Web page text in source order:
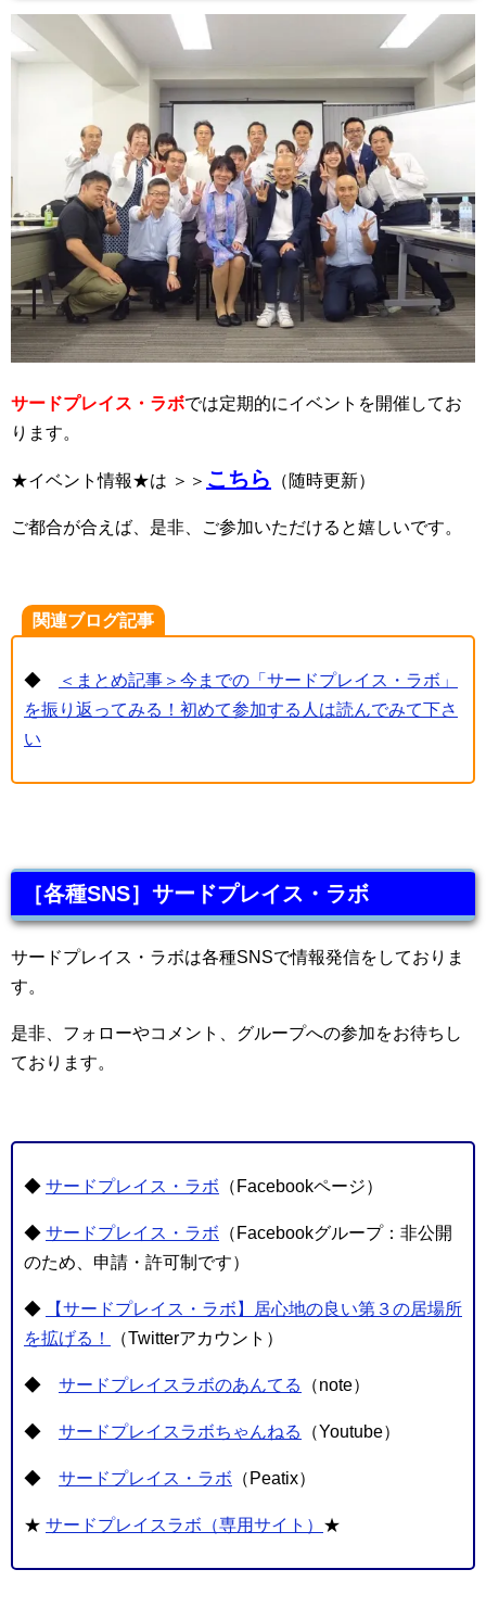
サードプレイス・ラボでは定期的にイベントを開催してお
ります。
★イベント情報★は ＞＞ こちら （随時更新）
ご都合が合えば、是非、ご参加いただけると嬉しいです。
関連ブログ記事
◆
＜まとめ記事＞今までの「サードプレイス・ラボ」
を振り返ってみる！初めて参加する人は読んでみて下さ
い
［各種SNS］サードプレイス・ラボ
サードプレイス・ラボは各種SNSで情報発信をしておりま
す。
是非、フォローやコメント、グループへの参加をお待ちし
ております。
◆ サードプレイス・ラボ （Facebookページ）
◆ サードプレイス・ラボ （Facebookグループ：非公開
のため、申請・許可制です）
◆
【サードプレイス・ラボ】居心地の良い第３の居場所
を拡げる！
（Twitterアカウント）
◆ サードプレイスラボのあんてる （note）
◆ サードプレイスラボちゃんねる （Youtube）
◆ サードプレイス・ラボ （Peatix）
★ サードプレイスラボ（専用サイト） ★